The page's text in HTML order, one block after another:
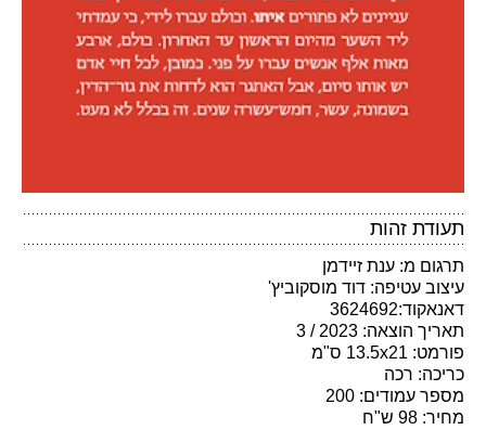
תעודת זהות
תרגום מ: ענת זיידמן
עיצוב עטיפה: דוד מוסקוביץ'
דאנאקוד:3624692
תאריך הוצאה: 2023 / 3
פורמט: 13.5x21 ס"מ
כריכה: רכה
מספר עמודים: 200
מחיר: 98 ש"ח